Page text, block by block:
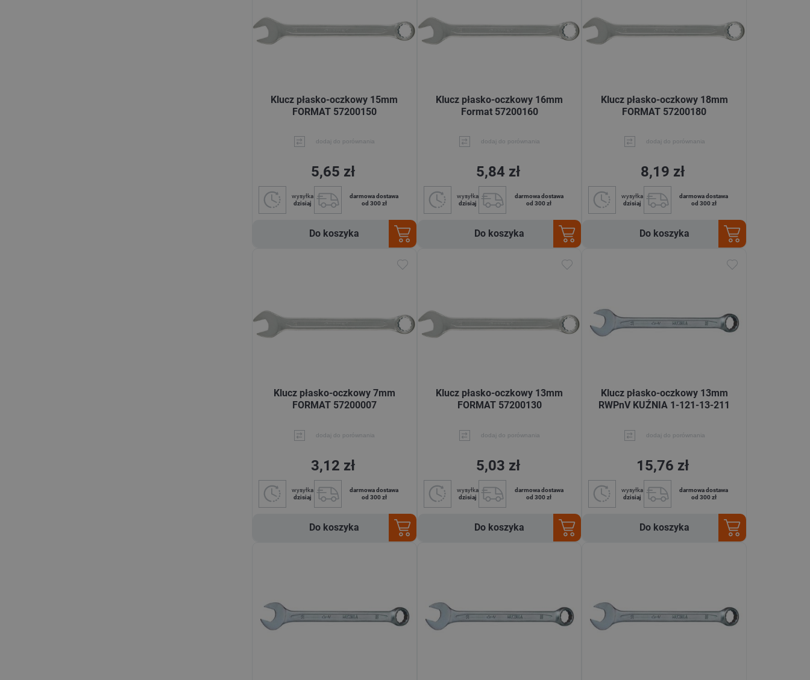
Klucz płasko-oczkowy 15mm
FORMAT 57200150
dodaj do porównania
5,65 zł
wysyłka
dzisiaj
darmowa dostawa
od 300 zł
Do koszyka
Klucz płasko-oczkowy 16mm
Format 57200160
dodaj do porównania
5,84 zł
wysyłka
dzisiaj
darmowa dostawa
od 300 zł
Do koszyka
Klucz płasko-oczkowy 18mm
FORMAT 57200180
dodaj do porównania
8,19 zł
wysyłka
dzisiaj
darmowa dostawa
od 300 zł
Do koszyka
Klucz płasko-oczkowy 7mm
FORMAT 57200007
dodaj do porównania
3,12 zł
wysyłka
dzisiaj
darmowa dostawa
od 300 zł
Do koszyka
Klucz płasko-oczkowy 13mm
FORMAT 57200130
dodaj do porównania
5,03 zł
wysyłka
dzisiaj
darmowa dostawa
od 300 zł
Do koszyka
Klucz płasko-oczkowy 13mm
RWPnV KUŹNIA 1-121-13-211
dodaj do porównania
15,76 zł
wysyłka
dzisiaj
darmowa dostawa
od 300 zł
Do koszyka